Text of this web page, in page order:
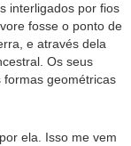
interligados por fios
fosse o ponto de
e através dela
Os seus
geométricas
ela. Isso me vem